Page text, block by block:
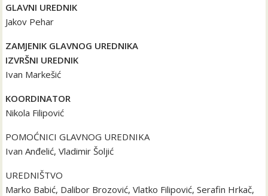
GLAVNI UREDNIK
Jakov Pehar
ZAMJENIK GLAVNOG UREDNIKA
IZVRŠNI UREDNIK
Ivan Markešić
KOORDINATOR
Nikola Filipović
POMOĆNICI GLAVNOG UREDNIKA
Ivan Anđelić, Vladimir Šoljić
UREDNIŠTVO
Marko Babić, Dalibor Brozović, Vlatko Filipović, Serafin Hrkač,